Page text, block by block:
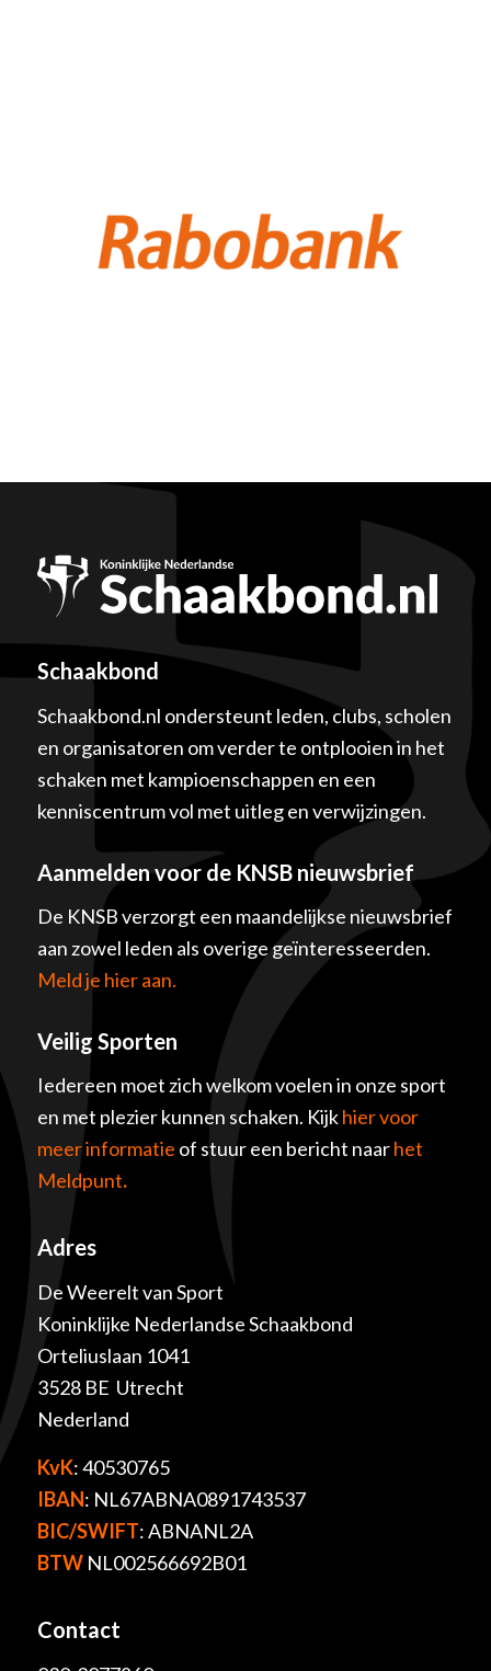
Schaakbond
Schaakbond.nl ondersteunt leden, clubs, scholen
en organisatoren om verder te ontplooien in het
schaken met kampioenschappen en een
kenniscentrum vol met uitleg en verwijzingen.
Aanmelden voor de KNSB nieuwsbrief
De KNSB verzorgt een maandelijkse nieuwsbrief
aan zowel leden als overige geïnteresseerden.
Meld je hier aan.
Veilig Sporten
Iedereen moet zich welkom voelen in onze sport
en met plezier kunnen schaken. Kijkhier voor
meer informatie of stuur een bericht naarhet
Meldpunt.
Adres
De Weerelt van Sport
Koninklijke Nederlandse Schaakbond
Orteliuslaan 1041
3528 BE Utrecht
Nederland
KvK: 40530765
IBAN: NL67ABNA0891743537
BIC/SWIFT: ABNANL2A
BTWNL002566692B01
Contact